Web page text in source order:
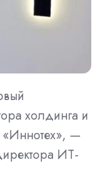
холдинга и
«Иннотех», —
ИТ-